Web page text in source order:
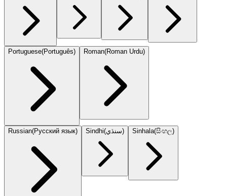
Portuguese(Português) Roman(Roman Urdu)
Russian(Русский язык) Sindhi(سنڌي) Sinhala(සිංහල)